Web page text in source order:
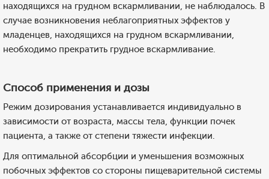
находящихся на грудном вскармливании, не наблюдалось. В
случае возникновения неблагоприятных эффектов у
младенцев, находящихся на грудном вскармливании,
необходимо прекратить грудное вскармливание.
Способ применения и дозы
Режим дозирования устанавливается индивидуально в
зависимости от возраста, массы тела, функции почек
пациента, а также от степени тяжести инфекции.
Для оптимальной абсорбции и уменьшения возможных
побочных эффектов со стороны пищеварительной системы